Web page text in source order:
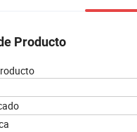
Producto